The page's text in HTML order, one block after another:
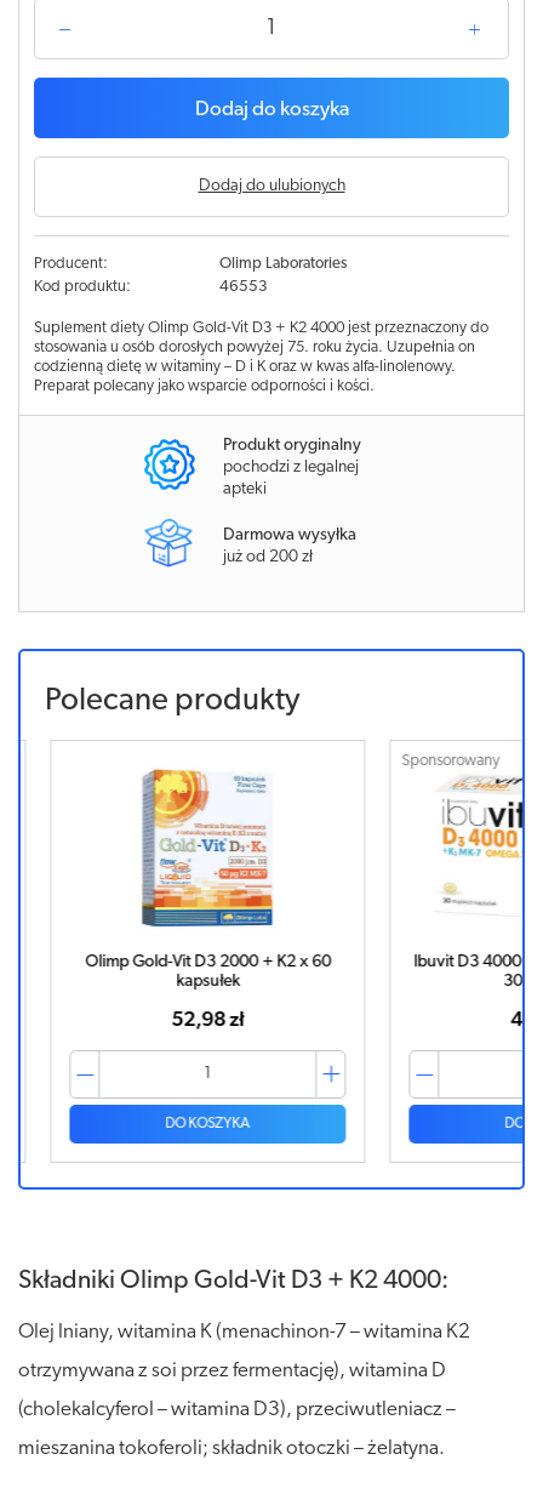
Dodaj do koszyka
Dodaj do ulubionych
Producent:
Olimp Laboratories
Kod produktu:
46553
Suplement diety Olimp Gold-Vit D3 + K2 4000 jest przeznaczony do
stosowania u osób dorosłych powyżej 75. roku życia. Uzupełnia on
codzienną dietę w witaminy – D i K oraz w kwas alfa-linolenowy.
Preparat polecany jako wsparcie odporności i kości.
Produkt oryginalny
pochodzi z legalnej
apteki
Darmowa wysyłka
już od 200 zł
Polecane produkty
Ibuvit D3 4000 + K2 MK-7 Omega 3 x
30 kapsułek
40,25 zł
DO KOSZYKA
OLIMP
Składniki Olimp Gold-Vit D3 + K2 4000:
Olej lniany, witamina K (menachinon-7 – witamina K2
otrzymywana z soi przez fermentację), witamina D
(cholekalcyferol – witamina D3), przeciwutleniacz –
mieszanina tokoferoli; składnik otoczki – żelatyna.